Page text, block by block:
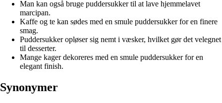
Man kan også bruge puddersukker til at lave hjemmelavet
marcipan.
Kaffe og te kan sødes med en smule puddersukker for en finere
smag.
Puddersukker opløser sig nemt i væsker, hvilket gør det velegnet
til desserter.
Mange kager dekoreres med en smule puddersukker for en
elegant finish.
Synonymer